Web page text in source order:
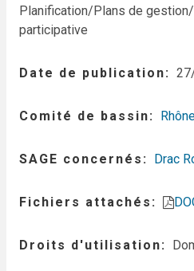
Planification/Plans de
participative
Date de publication
Comité de bassin
SAGE concernés Drac
Fichiers attachés
Droits d'utilisation